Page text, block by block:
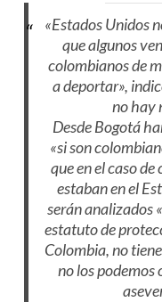
«Estados Unidos
que algunos
colombianos de
a deportar»,
no hay
Desde Bogotá
«si son
que en el caso
estaban en el
serán analizados
estatuto de
Colombia, no
no los podemos